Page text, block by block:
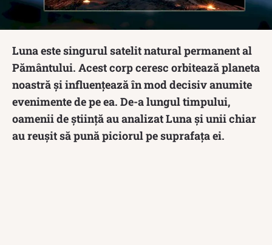
Luna este singurul satelit natural permanent al
Pământului. Acest corp ceresc orbitează planeta
noastră și influențează în mod decisiv anumite
evenimente de pe ea. De-a lungul timpului,
oamenii de știință au analizat Luna și unii chiar
au reușit să pună piciorul pe suprafața ei.